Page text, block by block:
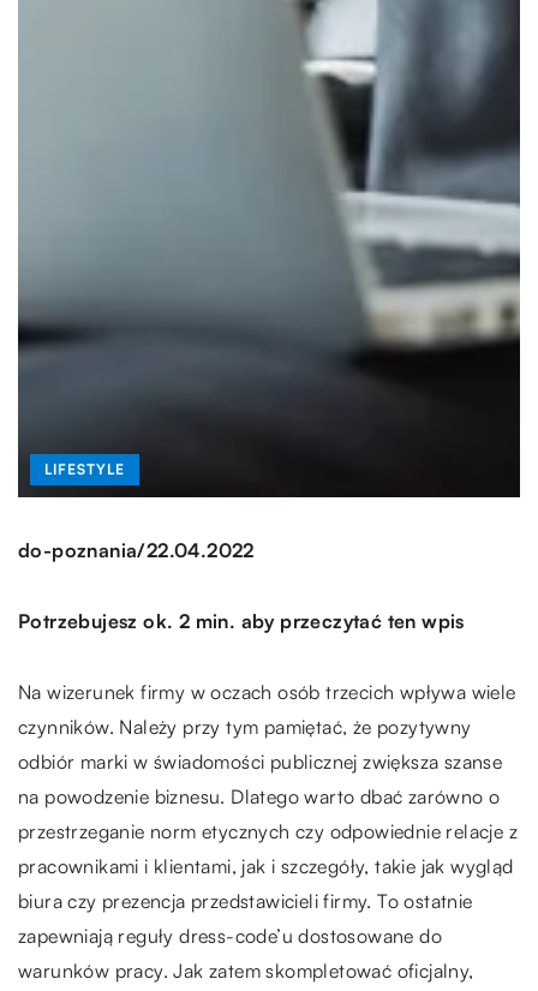
LIFESTYLE
do-poznania/22.04.2022
Potrzebujesz ok. 2 min. aby przeczytać ten wpis
Na wizerunek firmy w oczach osób trzecich wpływa wiele
czynników. Należy przy tym pamiętać, że pozytywny
odbiór marki w świadomości publicznej zwiększa szanse
na powodzenie biznesu. Dlatego warto dbać zarówno o
przestrzeganie norm etycznych czy odpowiednie relacje z
pracownikami i klientami, jak i szczegóły, takie jak wygląd
biura czy prezencja przedstawicieli firmy. To ostatnie
zapewniają reguły dress-code’u dostosowane do
warunków pracy. Jak zatem skompletować oficjalny,